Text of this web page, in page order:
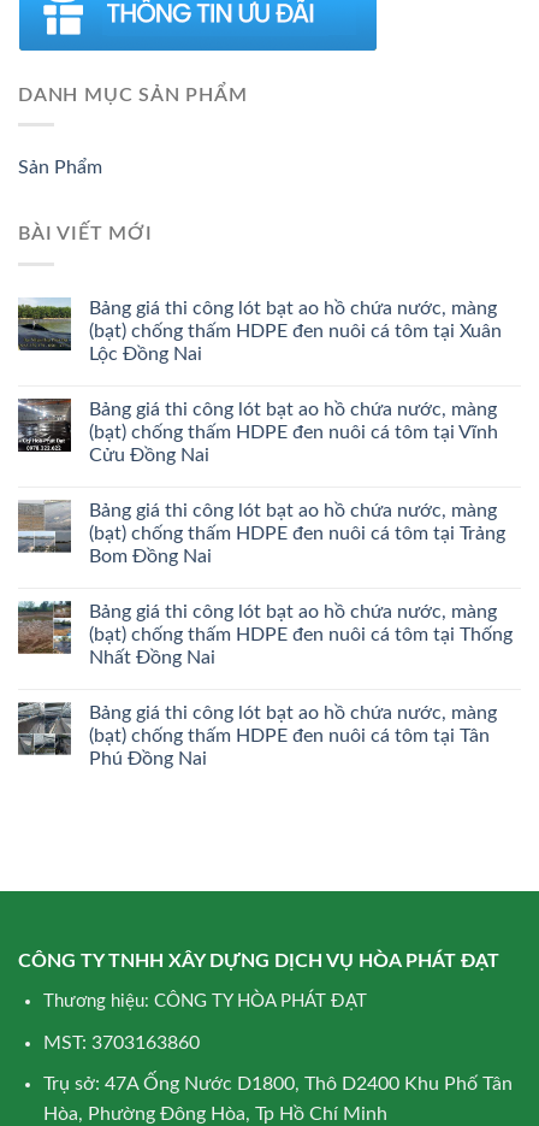
DANH MỤC SẢN PHẨM
Sản Phẩm
BÀI VIẾT MỚI
Bảng giá thi công lót bạt ao hồ chứa nước, màng
(bạt) chống thấm HDPE đen nuôi cá tôm tại Xuân
Lộc Đồng Nai
Bảng giá thi công lót bạt ao hồ chứa nước, màng
(bạt) chống thấm HDPE đen nuôi cá tôm tại Vĩnh
Cửu Đồng Nai
Bảng giá thi công lót bạt ao hồ chứa nước, màng
(bạt) chống thấm HDPE đen nuôi cá tôm tại Trảng
Bom Đồng Nai
Bảng giá thi công lót bạt ao hồ chứa nước, màng
(bạt) chống thấm HDPE đen nuôi cá tôm tại Thống
Nhất Đồng Nai
Bảng giá thi công lót bạt ao hồ chứa nước, màng
(bạt) chống thấm HDPE đen nuôi cá tôm tại Tân
Phú Đồng Nai
CÔNG TY TNHH XÂY DỰNG DỊCH VỤ HÒA PHÁT ĐẠT
Thương hiệu: CÔNG TY HÒA PHÁT ĐẠT
MST: 3703163860
Trụ sở: 47A Ống Nước D1800, Thô D2400 Khu Phố Tân
Hòa, Phường Đông Hòa, Tp Hồ Chí Minh